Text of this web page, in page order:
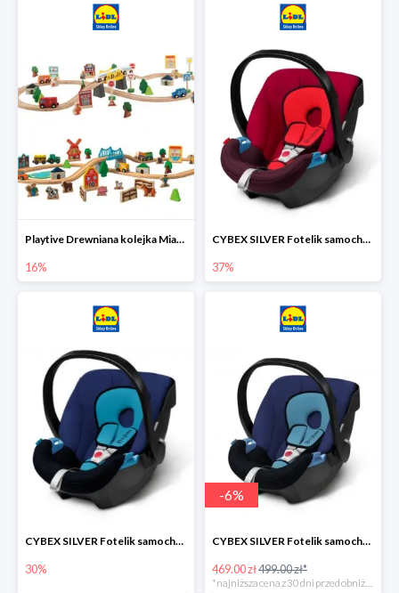
Playtive Drewniana kolejka Miasto lub Farma
16%
CYBEX SILVER Fotelik samochodowy
37%
CYBEX SILVER Fotelik samochodowy -30%
30%
-6%
CYBEX SILVER Fotelik samochodowy + dostawa gratis!
469.00 zł499.00 zł*
*najniższa cena z 30 dni przed obniżką